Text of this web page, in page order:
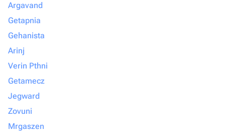
Argavand
Getapnia
Gehanista
Arinj
Verin Pthni
Getamecz
Jegward
Zovuni
Mrgaszen